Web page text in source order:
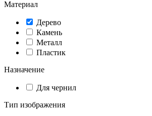
Материал
Дерево
Камень
Металл
Пластик
Назначение
Для чернил
Тип изображения